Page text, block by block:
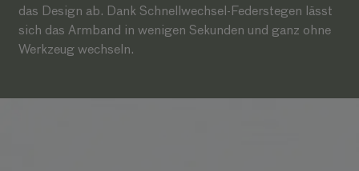
das Design ab. Dank Schnellwechsel-Federstegen lässt
sich das Armband in wenigen Sekunden und ganz ohne
Werkzeug wechseln.